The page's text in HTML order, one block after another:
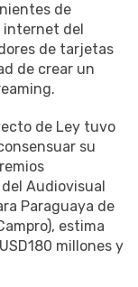
de
internet del
de tarjetas
de crear un
de Ley tuvo
su
Audiovisual
Paraguaya de
estima
millones y